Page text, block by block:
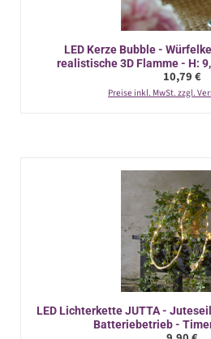
LED Kerze Bubble -
realistische 3D Flamme - H:
Regulärer
10,79 €
Preise inkl. MwSt. zzgl.
LED Lichterkette JUTTA -
Batteriebetrieb -